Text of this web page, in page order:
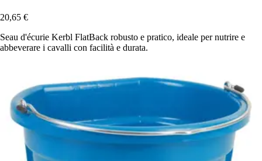
20,65 €
Seau d'écurie Kerbl FlatBack robusto e pratico, ideale per nutrire e
abbeverare i cavalli con facilità e durata.